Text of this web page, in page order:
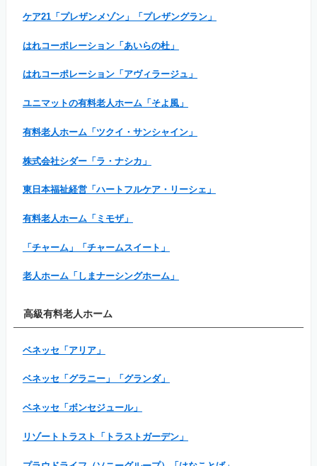
ケア21「プレザンメゾン」「プレザングラン」
はれコーポレーション「あいらの杜」
はれコーポレーション「アヴィラージュ」
ユニマットの有料老人ホーム「そよ風」
有料老人ホーム「ツクイ・サンシャイン」
株式会社シダー「ラ・ナシカ」
東日本福祉経営「ハートフルケア・リーシェ」
有料老人ホーム「ミモザ」
「チャーム」「チャームスイート」
老人ホーム「しまナーシングホーム」
高級有料老人ホーム
ベネッセ「アリア」
ベネッセ「グラニー」「グランダ」
ベネッセ「ボンセジュール」
リゾートトラスト「トラストガーデン」